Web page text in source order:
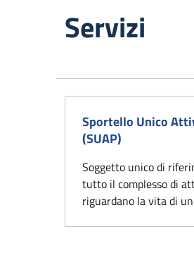
Servizi
Sportello Unico
(SUAP)
Soggetto unico di
tutto il complesso di
riguardano la vita di